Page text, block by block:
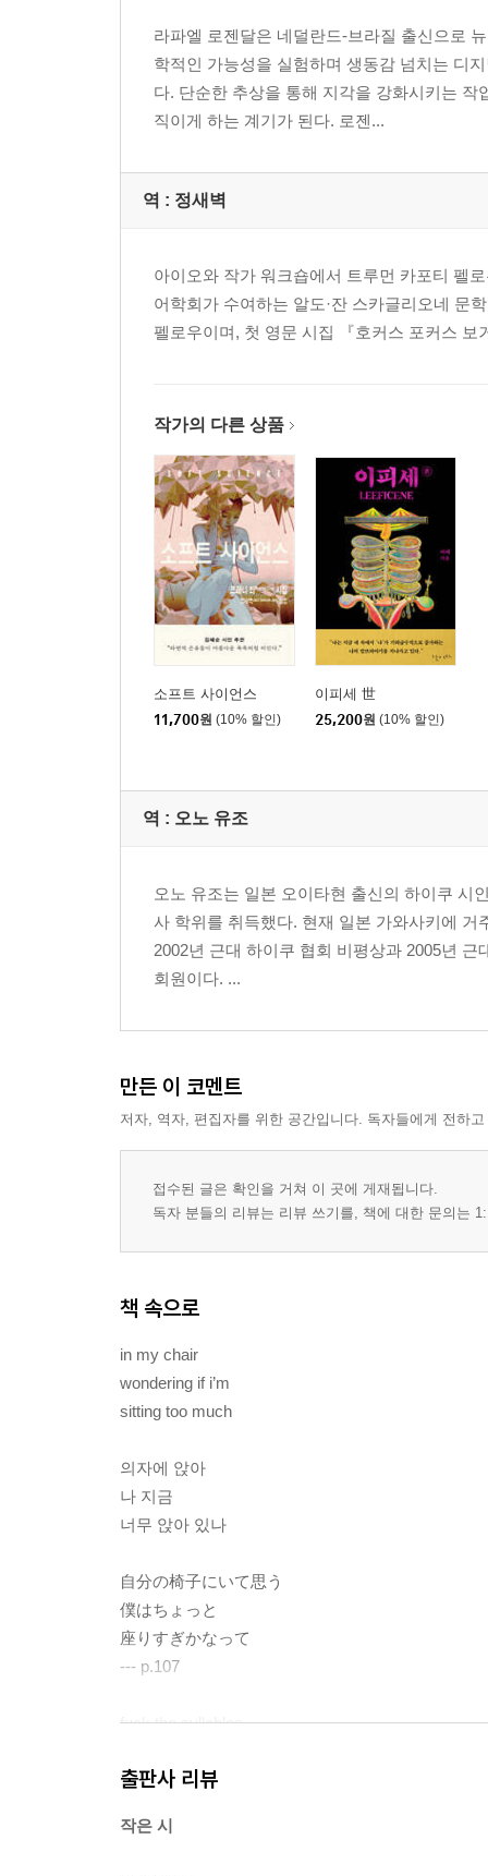
라파엘 로젠달은 네덜란드-브라질 출신으로
학적인 가능성을 실험하며 생동감 넘치는 디
다. 단순한 추상을 통해 지각을 강화시키는
직이게 하는 계기가 된다. 로젠...
역 : 정새벽
아이오와 작가 워크숍에서 트루먼 카포티 펠
어학회가 수여하는 알도·잔 스카글리오네 문
펠로우이며, 첫 영문 시집 『호커스 포커스 보
작가의 다른 상품
소프트 사이언스
11,700원 (10% 할인)
이피세 世
25,200원 (10% 할인)
역 : 오노 유조
오노 유조는 일본 오이타현 출신의 하이쿠 시
사 학위를 취득했다. 현재 일본 가와사키에
2002년 근대 하이쿠 협회 비평상과 2005년
회원이다. ...
만든 이 코멘트
저자, 역자, 편집자를 위한 공간입니다. 독자들에게 전하
접수된 글은 확인을 거쳐 이 곳에 게재됩니다.
독자 분들의 리뷰는 리뷰 쓰기를, 책에 대한 문의는
책 속으로
in my chair
wondering if i’m
sitting too much
의자에 앉아
나 지금
너무 앉아 있나
自分の椅子にいて思う
僕はちょっと
座りすぎかなって
--- p.107
fuck the syllables
is a haiku
음절 따위 엿
출판사 리뷰
작은 시